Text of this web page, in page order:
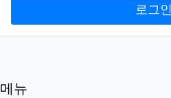
로그인
메뉴